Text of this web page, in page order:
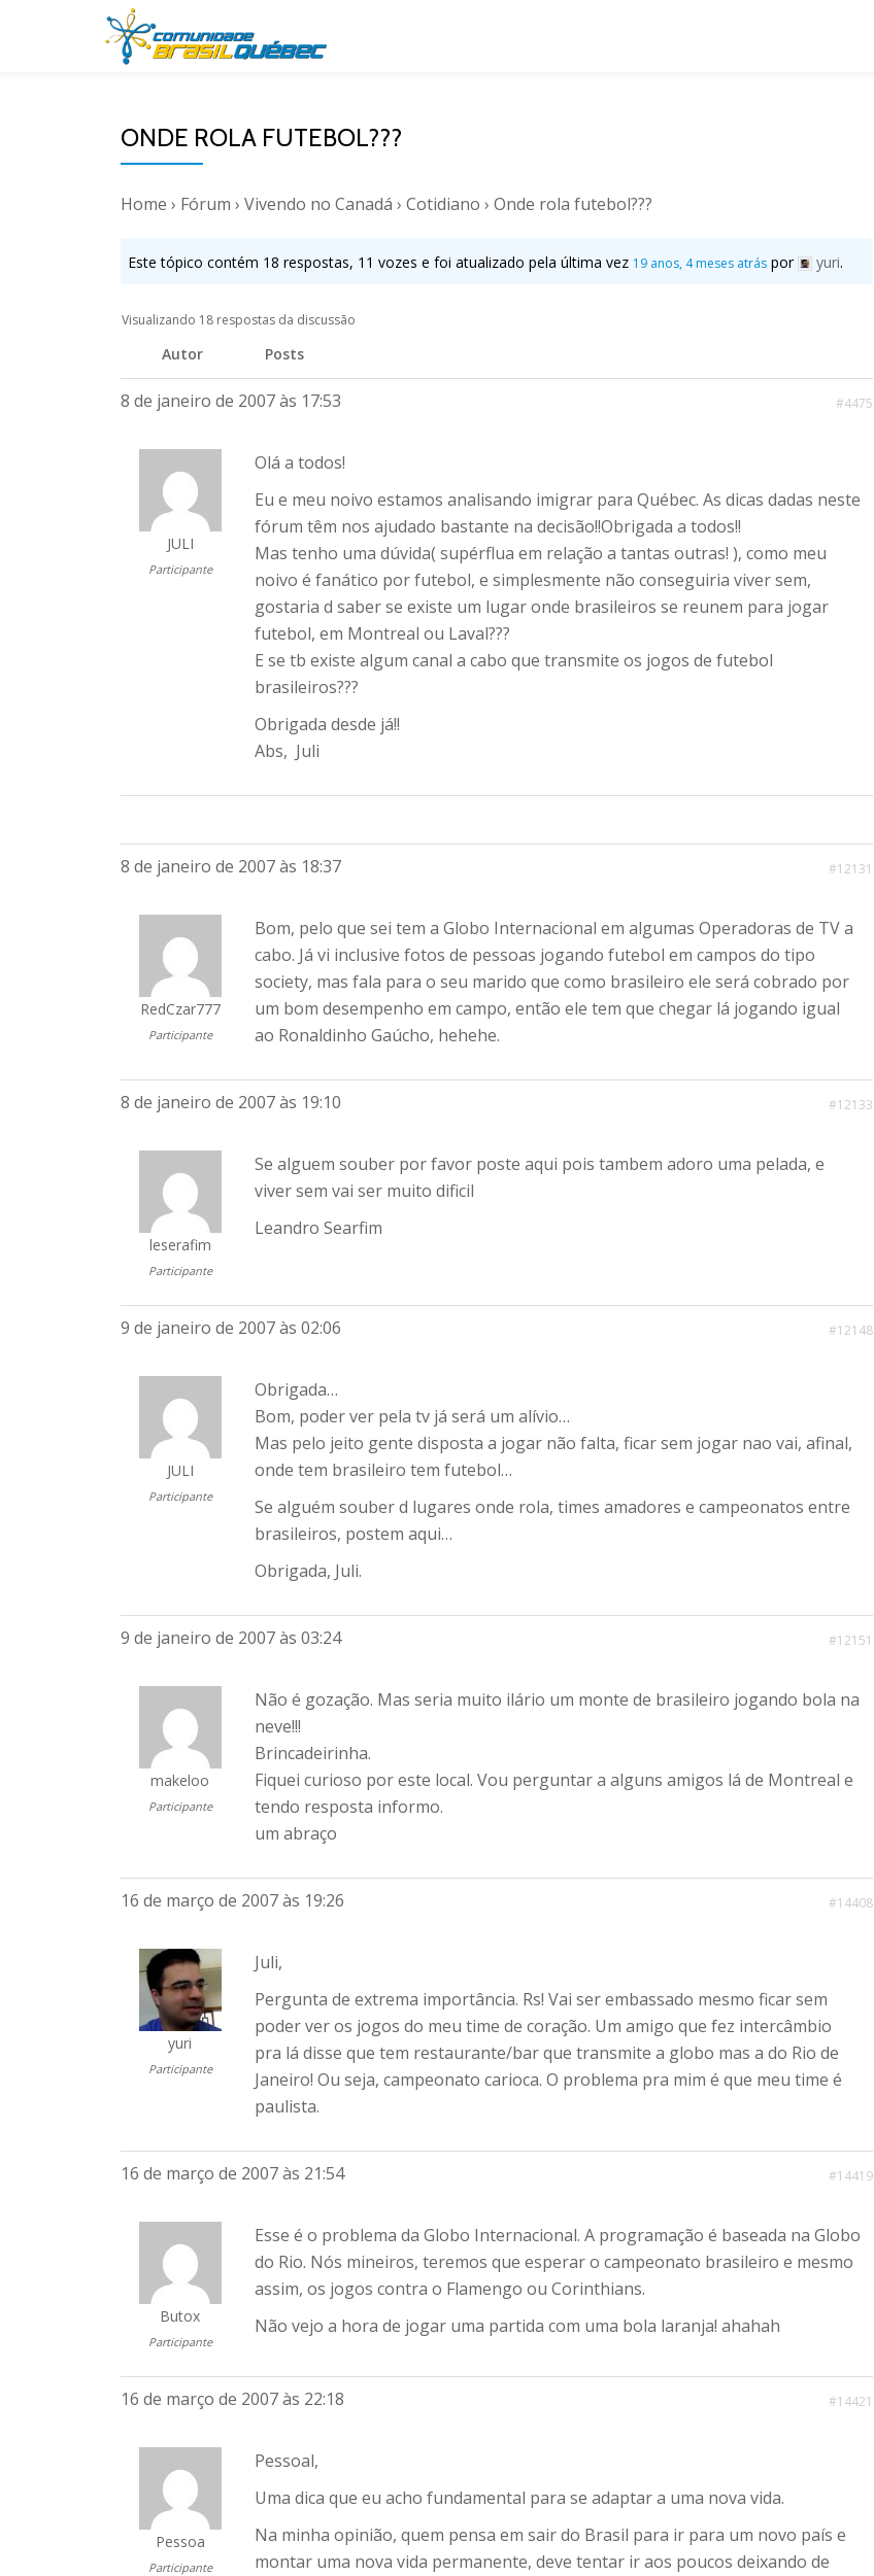
ONDE ROLA FUTEBOL???
Home › Fórum › Vivendo no Canadá › Cotidiano › Onde rola futebol???
Este tópico contém 18 respostas, 11 vozes e foi atualizado pela última vez 19 anos, 4 meses atrás por yuri.
Visualizando 18 respostas da discussão
Autor Posts
8 de janeiro de 2007 às 17:53 #4475
JULI
Participante
Olá a todos!
Eu e meu noivo estamos analisando imigrar para Québec. As dicas dadas neste
fórum têm nos ajudado bastante na decisão!!Obrigada a todos!!
Mas tenho uma dúvida( supérflua em relação a tantas outras! ), como meu
noivo é fanático por futebol, e simplesmente não conseguiria viver sem,
gostaria d saber se existe um lugar onde brasileiros se reunem para jogar
futebol, em Montreal ou Laval???
E se tb existe algum canal a cabo que transmite os jogos de futebol
brasileiros???
Obrigada desde já!!
Abs, Juli
8 de janeiro de 2007 às 18:37 #12131
RedCzar777
Participante
Bom, pelo que sei tem a Globo Internacional em algumas Operadoras de TV a
cabo. Já vi inclusive fotos de pessoas jogando futebol em campos do tipo
society, mas fala para o seu marido que como brasileiro ele será cobrado por
um bom desempenho em campo, então ele tem que chegar lá jogando igual
ao Ronaldinho Gaúcho, hehehe.
8 de janeiro de 2007 às 19:10 #12133
leserafim
Participante
Se alguem souber por favor poste aqui pois tambem adoro uma pelada, e
viver sem vai ser muito dificil
Leandro Searfim
9 de janeiro de 2007 às 02:06 #12148
JULI
Participante
Obrigada…
Bom, poder ver pela tv já será um alívio…
Mas pelo jeito gente disposta a jogar não falta, ficar sem jogar nao vai, afinal,
onde tem brasileiro tem futebol…
Se alguém souber d lugares onde rola, times amadores e campeonatos entre
brasileiros, postem aqui…
Obrigada, Juli.
9 de janeiro de 2007 às 03:24 #12151
makeloo
Participante
Não é gozação. Mas seria muito ilário um monte de brasileiro jogando bola na
neve!!!
Brincadeirinha.
Fiquei curioso por este local. Vou perguntar a alguns amigos lá de Montreal e
tendo resposta informo.
um abraço
16 de março de 2007 às 19:26 #14408
yuri
Participante
Juli,
Pergunta de extrema importância. Rs! Vai ser embassado mesmo ficar sem
poder ver os jogos do meu time de coração. Um amigo que fez intercâmbio
pra lá disse que tem restaurante/bar que transmite a globo mas a do Rio de
Janeiro! Ou seja, campeonato carioca. O problema pra mim é que meu time é
paulista.
16 de março de 2007 às 21:54 #14419
Butox
Participante
Esse é o problema da Globo Internacional. A programação é baseada na Globo
do Rio. Nós mineiros, teremos que esperar o campeonato brasileiro e mesmo
assim, os jogos contra o Flamengo ou Corinthians.
Não vejo a hora de jogar uma partida com uma bola laranja! ahahah
16 de março de 2007 às 22:18 #14421
Pessoa
Participante
Pessoal,
Uma dica que eu acho fundamental para se adaptar a uma nova vida.
Na minha opinião, quem pensa em sair do Brasil para ir para um novo país e
montar uma nova vida permanente, deve tentar ir aos poucos deixando de